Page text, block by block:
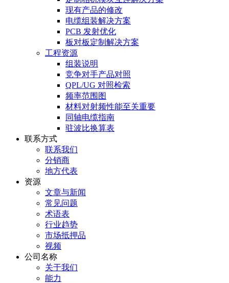
现有产品的修改
电缆组装解决方案
PCB 发射优化
板对板定制解决方案
工程资源
组装说明
竞争对手产品对照
QPL/UG 对照检索
频率范围图
材料对射频性能至关重要
同轴电缆指南
驻波比换算表
联系方式
联系我们
分销商
地方代表
资源
文章与新闻
常见问题
术语表
行业趋势
市场抵押品
视频
公司名称
关于我们
能力